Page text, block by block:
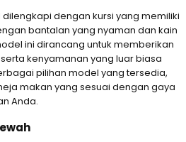
dengan kursi yang memiliki
bantalan yang nyaman dan kain
ini dirancang untuk memberikan
kenyamanan yang luar biasa
pilihan model yang tersedia,
makan yang sesuai dengan gaya
Anda.